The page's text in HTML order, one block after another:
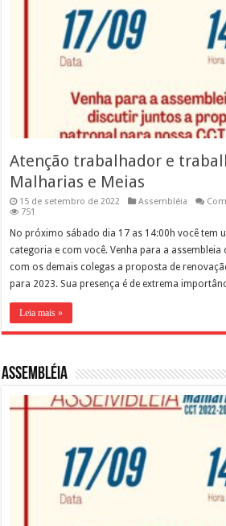
Atenção trabalhador e
Malharias e Meias
15 de setembro de 2022 Assembléia
751
No próximo sábado dia 17 as 14:00h você tem
categoria e com você. Venha para a
com os demais colegas a proposta de
para 2023. Sua presença é de extrema
Leia mais »
Assembléia